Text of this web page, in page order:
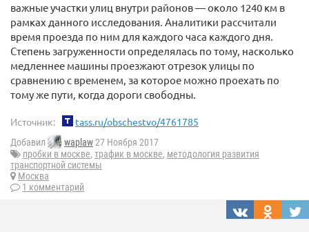
важные участки улиц внутри районов — около 1240 км в
рамках данного исследования. Аналитики рассчитали
время проезда по ним для каждого часа каждого дня.
Степень загруженности определялась по тому, насколько
медленнее машины проезжают отрезок улицы по
сравнению с временем, за которое можно проехать по
тому же пути, когда дороги свободны.
Источник: tass.ru/obschestvo/4761785
Добавил waplaw27 Ноября 2017
пробки в москве, трафик в москве, методология развития
транспортной системы
Москва
1 комментарий